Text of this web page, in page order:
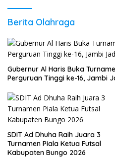
Berita Olahraga
Gubernur Al Haris Buka
Perguruan Tinggi ke-16, Jambi
SDIT Ad Dhuha Raih Juara 3
Turnamen Piala Ketua Futsal
Kabupaten Bungo 2026